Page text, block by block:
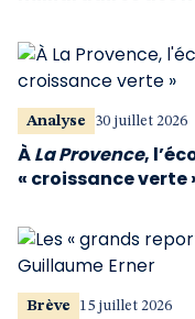
Analyse 30 juillet 2026
ÀLa Provence,
« croissance verte
Brève 15 juillet 2026